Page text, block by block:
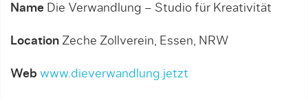
Name Die Verwandlung – Studio für Kreativität
Location Zeche Zollverein, Essen, NRW
Web www.dieverwandlung.jetzt